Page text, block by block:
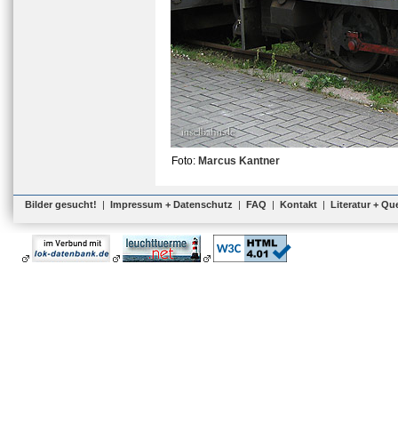
Foto: Marcus Kantner
Bilder gesucht! | Impressum + Datenschutz | FAQ | Kontakt | Literatur +